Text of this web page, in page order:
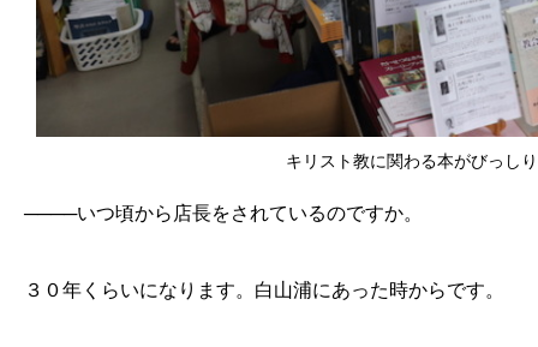
キリスト教に関わる本がびっし
────いつ頃から店長をされているのですか。
３０年くらいになります。白山浦にあった時からです。